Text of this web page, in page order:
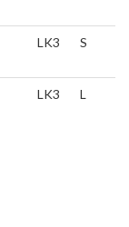
LK3 S
LK3 L